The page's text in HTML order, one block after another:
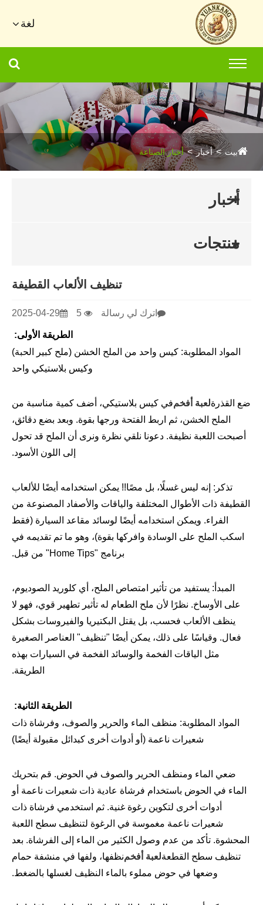
لغة
بيت أخبار أخبار الصناعة
أخبار
منتجات
تنظيف الألعاب القطيفة
2025-04-29 اترك لي رسالة
الطريقة الأولى:
المواد المطلوبة: كيس واحد من الملح الخشن (ملح كبير الحبة)
وكيس بلاستيكي واحد
ضع القذرةلعبة أفخمفي كيس بلاستيكي، أضف كمية مناسبة من
الملح الخشن، ثم اربط الفتحة ورجها بقوة. وبعد بضع دقائق،
أصبحت اللعبة نظيفة. دعونا نلقي نظرة ونرى أن الملح قد تحول
إلى اللون الأسود.
تذكر: إنه ليس غسلًا، بل مصًا!! يمكن استخدامه أيضًا للألعاب
القطيفة ذات الأطوال المختلفة والياقات والأصفاد المصنوعة من
الفراء. ويمكن استخدامه أيضًا لوسائد مقاعد السيارة (فقط
اسكب الملح على الوسادة وافركها بقوة)، وهو ما تم تقديمه في
برنامج "Home Tips" من قبل.
المبدأ: يستفيد من تأثير امتصاص الملح، أي كلوريد الصوديوم،
على الأوساخ. نظرًا لأن ملح الطعام له تأثير تطهير قوي، فهو لا
ينظف الألعاب فحسب، بل يقتل البكتيريا والفيروسات بشكل
فعال. وقياسًا على ذلك، يمكن أيضًا "تنظيف" العناصر الصغيرة
مثل الياقات الفخمة والوسائد الفخمة في السيارات بهذه
الطريقة.
الطريقة الثانية:
المواد المطلوبة: منظف الماء والحرير والصوف، وفرشاة ذات
شعيرات ناعمة (أو أدوات أخرى كبدائل مقبولة أيضًا)
ضعي الماء ومنظف الحرير والصوف في الحوض. قم بتحريك
الماء في الحوض باستخدام فرشاة عادية ذات شعيرات ناعمة أو
أدوات أخرى لتكوين رغوة غنية. ثم استخدمي فرشاة ذات
شعيرات ناعمة مغموسة في الرغوة لتنظيف سطح اللعبة
المحشوة. تأكد من عدم وصول الكثير من الماء إلى الفرشاة. بعد
تنظيف سطح القطعةلعبة أفخمنظفها، ولفها في منشفة حمام
وضعها في حوض مملوء بالماء النظيف لغسلها بالضغط.